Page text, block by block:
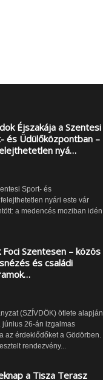
Éjszakája a Szentesi
és Üdülőközpontban –
nyá…
Sport- és
nyári este vár
a medencés moziban idén
Foci Szentesen – közös
és családi
(SZÍVDÖK) ötlete alapján
26-án izgalmas
az érdeklődőket a Gödörben.
rendezvény...
a Tisza Terasz